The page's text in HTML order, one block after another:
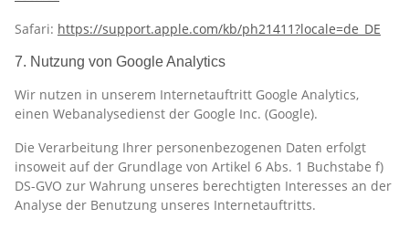
Safari: https://support.apple.com/kb/ph21411?locale=de_DE
7. Nutzung von Google Analytics
Wir nutzen in unserem Internetauftritt Google Analytics,
einen Webanalysedienst der Google Inc. (Google).
Die Verarbeitung Ihrer personenbezogenen Daten erfolgt
insoweit auf der Grundlage von Artikel 6 Abs. 1 Buchstabe f)
DS-GVO zur Wahrung unseres berechtigten Interesses an der
Analyse der Benutzung unseres Internetauftritts.